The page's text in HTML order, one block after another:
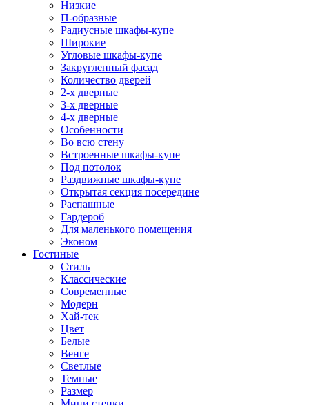
Низкие
П-образные
Радиусные шкафы-купе
Широкие
Угловые шкафы-купе
Закругленный фасад
Количество дверей
2-х дверные
3-х дверные
4-х дверные
Особенности
Во всю стену
Встроенные шкафы-купе
Под потолок
Раздвижные шкафы-купе
Открытая секция посередине
Распашные
Гардероб
Для маленького помещения
Эконом
Гостиные
Стиль
Классические
Современные
Модерн
Хай-тек
Цвет
Белые
Венге
Светлые
Темные
Размер